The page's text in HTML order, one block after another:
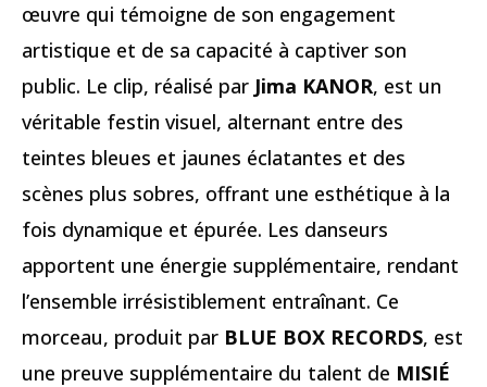
œuvre qui témoigne de son engagement
artistique et de sa capacité à captiver son
public. Le clip, réalisé par Jima KANOR, est un
véritable festin visuel, alternant entre des
teintes bleues et jaunes éclatantes et des
scènes plus sobres, offrant une esthétique à la
fois dynamique et épurée. Les danseurs
apportent une énergie supplémentaire, rendant
l’ensemble irrésistiblement entraînant. Ce
morceau, produit par BLUE BOX RECORDS, est
une preuve supplémentaire du talent de MISIÉ